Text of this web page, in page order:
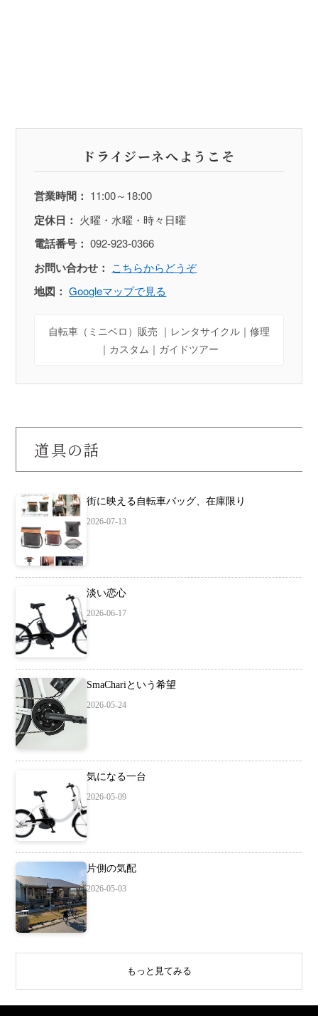
ドライジーネへようこそ
営業時間： 11:00～18:00
定休日： 火曜・水曜・時々日曜
電話番号： 092-923-0366
お問い合わせ： こちらからどうぞ
地図： Googleマップで見る
自転車（ミニベロ）販売 ｜レンタサイクル｜修理
｜カスタム｜ガイドツアー
道具の話
街に映える自転車バッグ、在庫限り
2026-07-13
淡い恋心
2026-06-17
SmaChariという希望
2026-05-24
気になる一台
2026-05-09
片側の気配
2026-05-03
もっと見てみる